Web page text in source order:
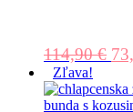
114,90€
Zľava!